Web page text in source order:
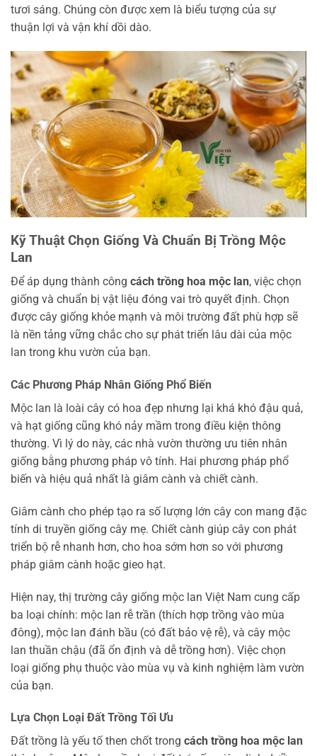
tươi sáng. Chúng còn được xem là biểu tượng của sự
thuận lợi và vận khí dồi dào.
Kỹ Thuật Chọn Giống Và Chuẩn Bị Trồng Mộc
Lan
Để áp dụng thành công cách trồng hoa mộc lan, việc chọn
giống và chuẩn bị vật liệu đóng vai trò quyết định. Chọn
được cây giống khỏe mạnh và môi trường đất phù hợp sẽ
là nền tảng vững chắc cho sự phát triển lâu dài của mộc
lan trong khu vườn của bạn.
Các Phương Pháp Nhân Giống Phổ Biến
Mộc lan là loài cây có hoa đẹp nhưng lại khá khó đậu quả,
và hạt giống cũng khó nảy mầm trong điều kiện thông
thường. Vì lý do này, các nhà vườn thường ưu tiên nhân
giống bằng phương pháp vô tính. Hai phương pháp phổ
biến và hiệu quả nhất là giâm cành và chiết cành.
Giâm cành cho phép tạo ra số lượng lớn cây con mang đặc
tính di truyền giống cây mẹ. Chiết cành giúp cây con phát
triển bộ rễ nhanh hơn, cho hoa sớm hơn so với phương
pháp giâm cành hoặc gieo hạt.
Hiện nay, thị trường cây giống mộc lan Việt Nam cung cấp
ba loại chính: mộc lan rễ trần (thích hợp trồng vào mùa
đông), mộc lan đánh bầu (có đất bảo vệ rễ), và cây mộc
lan thuần chậu (đã ổn định và dễ trồng hơn). Việc chọn
loại giống phụ thuộc vào mùa vụ và kinh nghiệm làm vườn
của bạn.
Lựa Chọn Loại Đất Trồng Tối Ưu
Đất trồng là yếu tố then chốt trong cách trồng hoa mộc lan